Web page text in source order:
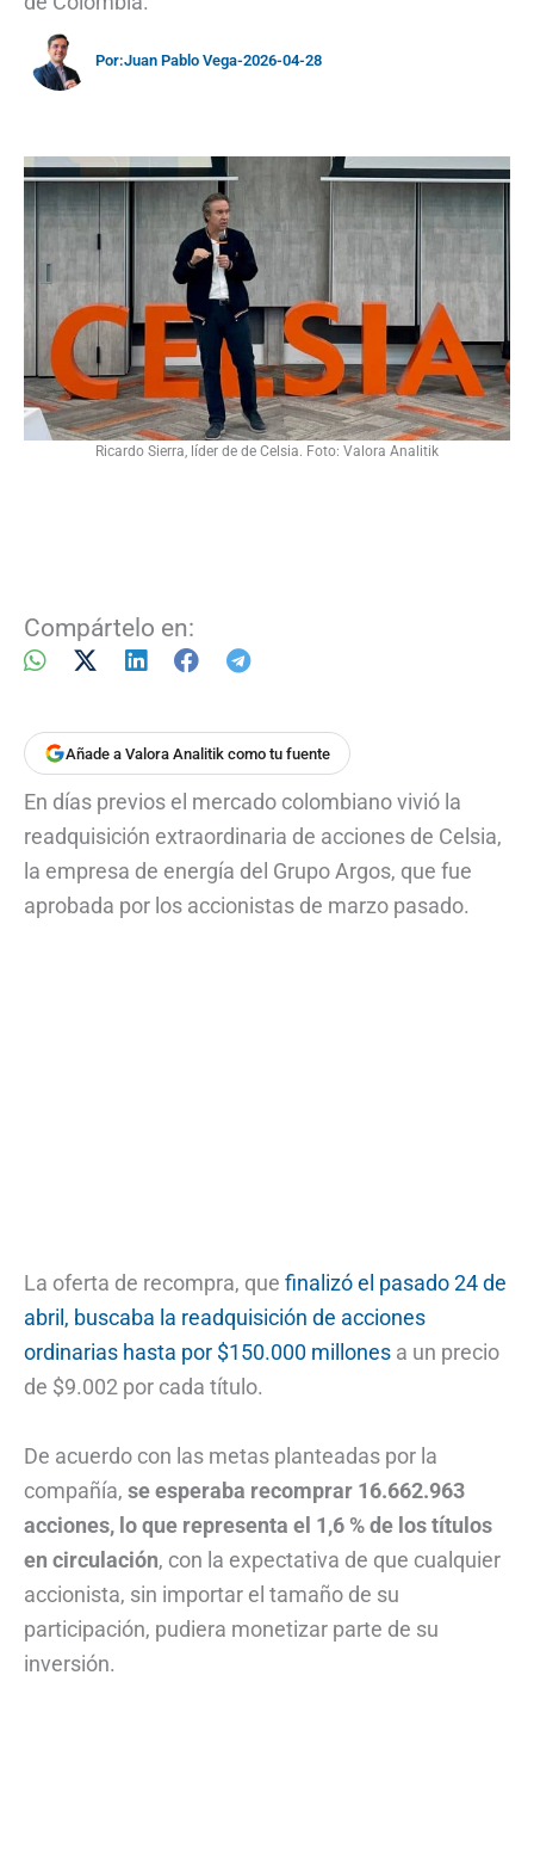
Por:Juan Pablo Vega-2026-04-28
Ricardo Sierra, líder de de Celsia. Foto: Valora Analitik
Compártelo en:
Añade a Valora Analitik como tu fuente
En días previos el mercado colombiano vivió la
readquisición extraordinaria de acciones de Celsia,
la empresa de energía del Grupo Argos, que fue
aprobada por los accionistas de marzo pasado.
La oferta de recompra, que finalizó el pasado 24 de
abril, buscaba la readquisición de acciones
ordinarias hasta por $150.000 millones a un precio
de $9.002 por cada título.
De acuerdo con las metas planteadas por la
compañía, se esperaba recomprar 16.662.963
acciones, lo que representa el 1,6 % de los títulos
en circulación, con la expectativa de que cualquier
accionista, sin importar el tamaño de su
participación, pudiera monetizar parte de su
inversión.